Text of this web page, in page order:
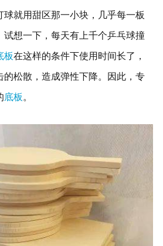
球就用甜区那一小块，几乎每一板
试想一下，每天有上千个乒乓球撞
板在这样的条件下使用 时间长了，
的松散，造成弹性下降。因此，专
底板 。